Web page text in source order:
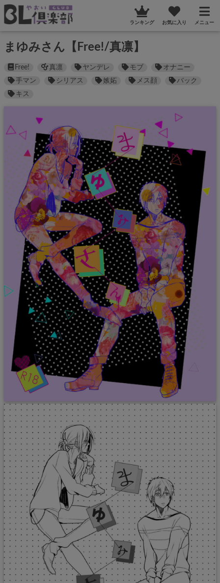
ランキング お気に入り メニュー
まゆみさん【Free!/真凛】
Free! 真凛 ヤンデレ モブ
オナニー
手マン
シリアス 嫉妬 メス顔
バック
キス